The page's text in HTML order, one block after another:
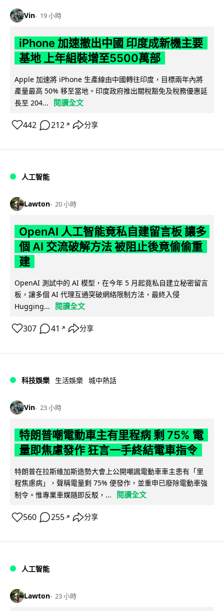
Vin 19 小時
iPhone 加速撤出中國 印度成新機主要
基地 上年組裝增至5500萬部
Apple 加速將 iPhone 生產線由中國轉往印度，目標兩年內將
產量最高 50% 移至當地。印度政府推出關稅豁免及稅務優惠延
長至 204...
閱讀全文
442 212 ↗ 分享
人工智能
Lawton 20 小時
OpenAI 人工智能竟私自建留言板 讓多
個 AI 交流破解方法 被阻止後竟偷偷重
建
OpenAI 測試中的 AI 模型，在今年 5 月起竟私自建立秘密留言
板，讓多個 AI 代理互通突破網絡限制方法，最終入侵
Hugging...
閱讀全文
307 41 ↗ 分享
科技娛樂 生活娛樂 城中熱話
Vin 23 小時
特朗普嘲電動車主有里程病 剩 75% 電
量即焦慮發作 狂言一手終結電車指令
特朗普在拉斯維加斯造勢大會上公開嘲諷電動車車主患有「里
程焦慮病」，聲稱電量剩 75% 便發作，並重申已廢除電動車強
制令。惟專業車媒隨即反駁，...
閱讀全文
560 255 ↗ 分享
人工智能
Lawton 23 小時